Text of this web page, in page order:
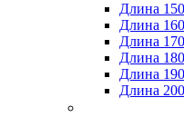
Длина
Длина
Длина
Длина
Длина
Длина